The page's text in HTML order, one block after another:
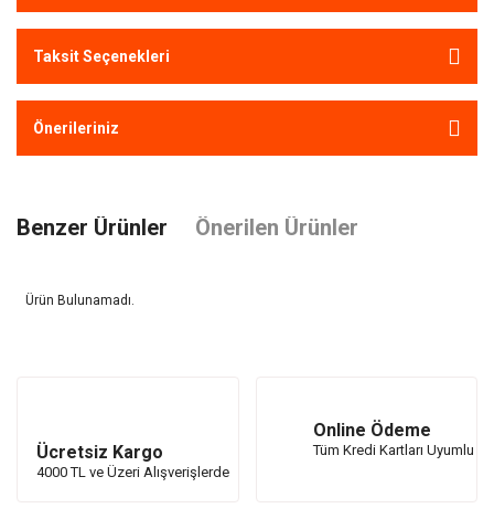
Taksit Seçenekleri
Önerileriniz
Benzer Ürünler Önerilen Ürünler
Ürün Bulunamadı.
Ücretsiz Kargo
4000 TL ve Üzeri Alışverişlerde
Online Ödeme
Tüm Kredi Kartları Uyumlu